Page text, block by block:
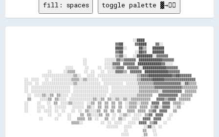
fill: spaces toggle palette ▓→✊🏽
                                                                            ░░████
                                                                ▓▓██        ▓▓████      ▓▓░░
                                                                ████░░        ██▒▒    ██████
                                                                ▓▓██        ░░██▓▓    ██████
                                                                ▒▒▓▓░░    ░░████████░░▓▓▓▓▓▓
                                          ░░            ░░░░░░▓▓▒▒▓▓▓▓▓▓  ████████████▓▓▓▓▓▓
                                          ░░            ░░░░▓▓▓▓  ▓▓▓▓▓▓  ████████████▓▓░░░░
                              ░░░░        ░░      ░░  ░░░░▒▒▓▓▓▓  ▓▓▓▓▓▓░░████████████▓▓▓▓▓▓
                  ░░        ░░▒▒▒▒      ░░  ░░    ░░  ░░░░▓▓▓▓▒▒  ▓▓▓▓▓▓  ████████████▓▓▓▓▓▓
              ░░░░░░░░░░░░░░░░▒▒░░    ░░░░  ░░░░░░░░░░░░░░░░░░░░▒▒▓▓▓▓████████████▓▓██▓▓▓▓▓▓
  ░░  ░░░░    ░░  ░░░░░░░░░░▒▒▒▒░░▒▒░░░░░░  ░░░░░░░░░░░░░░░░░░▒▒▓▓▓▓▓▓██████▓▓▓▓▓▓▓▓▓▓▓▓▓▓▓▓
  ░░░░  ░░  ░░░░░░░░░░░░░░░░▒▒░░░░░░░░░░░░  ░░░░░░░░░░  ░░░░░░▒▒▒▒▒▒▒▒▓▓▓▓▓▓▓▓▓▓▓▓▓▓░░▓▓▒▒▒▒
  ░░  ░░░░░░░░░░░░░░░░░░░░  ░░░░░░░░░░░░░░░░░░  ░░░░░░░░░░░░░░▒▒▒▒▒▒▒▒▓▓▓▓▓▓▓▓▓▓▓▓▓▓▒▒▒▒▒▒▒▒
  ░░  ░░░░░░░░░░░░░░░░░░░░  ░░░░░░░░░░░░░░░░░░  ░░░░░░░░░░░░░░▒▒▒▒▒▒▒▒▒▒░░▓▓▓▓▓▓▓▓▓▓  ▒▒▒▒▒▒
    ░░  ░░░░▒▒░░▒▒  ▒▒░░░░  ░░░░░░░░░░░░░░░░░░  ░░░░░░░░░░░░░░▒▒▒▒▒▒▒▒    ▓▓▓▓▓▓▓▓▓▓  ▒▒▒▒▒▒
    ▒▒      ░░░░▒▒  ▒▒░░░░  ░░░░░░░░░░░░▒▒░░▒▒  ▒▒░░▒▒░░▒▒░░▒▒▒▒▒▒▒▒▒▒    ▓▓▓▓▒▒▓▓▓▓  ▒▒▒▒▒▒
  ░░      ░░    ░░  ▒▒  ░░░░▒▒░░░░░░  ░░▒▒  ▒▒  ▒▒  ▒▒  ▒▒  ░░▒▒▒▒░░▒▒▒▒  ▓▓▓▓  ▓▓▓▓  ▒▒▒▒░░
  ░░      ░░░░  ░░  ░░░░░░    ░░░░░░  ▒▒░░  ▒▒  ▒▒  ▒▒  ▒▒  ░░▒▒▒▒  ▒▒▒▒  ▒▒▓▓░░▓▓▓▓  ░░▒▒
  ░░      ░░  ░░░░  ░░  ░░    ░░  ░░  ▒▒░░░░▒▒  ▒▒  ▒▒  ▒▒    ▒▒▒▒  ▒▒▒▒  ▒▒▓▓  ▓▓▓▓    ▒▒
                  ░░    ░░    ░░      ▒▒  ▒▒░░░░▒▒  ▒▒  ░░  ░░▒▒░░  ░░░░  ▒▒▓▓  ▓▓▓▓    ░░
            ░░        ░░      ░░    ▒▒▒▒  ▒▒  ░░    ▒▒  ░░  ▒▒░░    ░░░░  ▓▓▓▓  ▓▓▓▓    ░░
                                  ▒▒▒▒░░            ░░  ░░  ░░░░    ░░░░  ▓▓▓▓  ▒▒▓▓    ░░
                                                          ░░░░░░    ░░░░        ░░▓▓░░  ░░
                                                                      ░░          ▒▒    ░░
                                                                    ░░░░          ▒▒    ░░